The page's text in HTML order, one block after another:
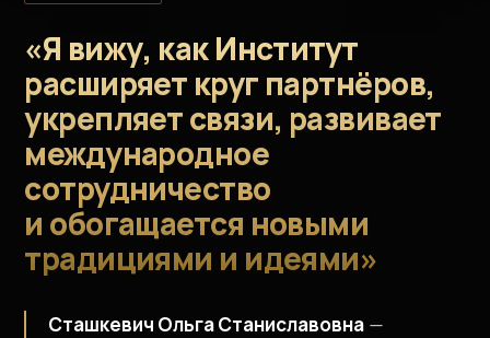
«Я вижу, как Институт
расширяет круг партнёров,
укрепляет связи, развивает
международное
сотрудничество
и обогащается новыми
традициями и идеями»
Сташкевич Ольга Станиславовна —